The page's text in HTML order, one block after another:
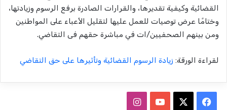
القضائية وكيفية تقديرها، والقرارات الصادرة برفع الرسوم وزيادتها،
وختامًا عرض توصيات للعمل عليها لتقليل الأعباء على المواطنين
ومن بينهم الصحفيين/ات في مباشرة حقهم فى التقاضي.
لقراءة الورقة: زيادة الرسوم القضائية وتأثيرها على حق التقاضي